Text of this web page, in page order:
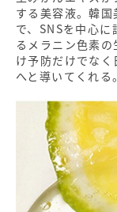
する美容液。韓
で、SNSを中心
るメラニン色素
け予防だけでな
へと導いてくれる。